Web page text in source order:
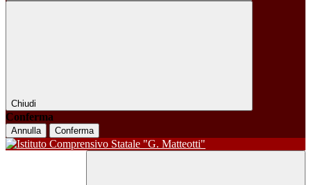
Chiudi
Conferma
Annulla Conferma